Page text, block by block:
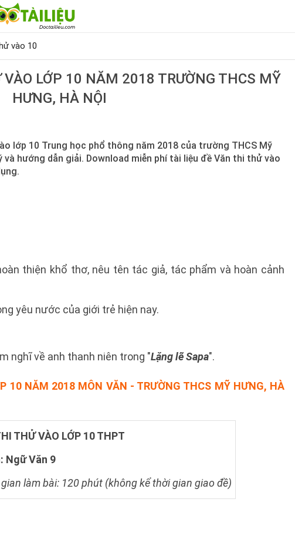
vào 10
LỚP 10 NĂM 2018 TRƯỜNG THCS MỸ
HƯNG, HÀ NỘI
lớp 10 Trung học phổ thông năm 2018 của trường THCS Mỹ
hướng dẫn giải. Download miễn phí tài liệu đề Văn thi thử vào
thiện khổ thơ, nêu tên tác giả, tác phẩm và hoàn cảnh
yêu nước của giới trẻ hiện nay.
nghĩ về anh thanh niên trong "Lặng lẽ Sapa".
10 NĂM 2018 MÔN VĂN - TRƯỜNG THCS MỸ HƯNG, HÀ
THỬ VÀO LỚP 10 THPT
Ngữ Văn 9
làm bài: 120 phút (không kể thời gian giao đề)